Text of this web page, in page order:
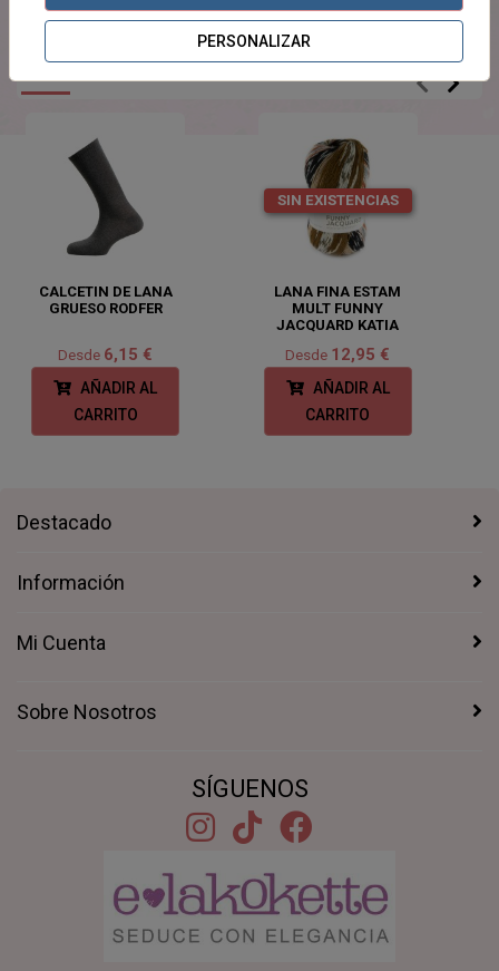
PRODUCTOSRELACIONADOS
CALCETIN DE LANA
GRUESO RODFER
Desde 6,15 €
AÑADIR AL
CARRITO
SIN EXISTENCIAS
LANA FINA ESTAM
MULT FUNNY
JACQUARD KATIA
Desde 12,95 €
AÑADIR AL
CARRITO
Destacado
Información
Mi Cuenta
Sobre Nosotros
SÍGUENOS
PERSONALIZAR